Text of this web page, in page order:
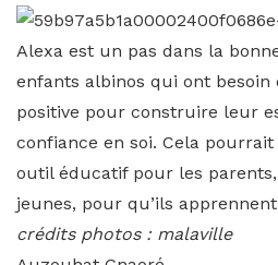
Alexa est un pas dans la
enfants albinos qui ont besoin
positive pour construire leur
confiance en soi. Cela
outil éducatif pour les
jeunes, pour qu’ils
crédits photos : malaville